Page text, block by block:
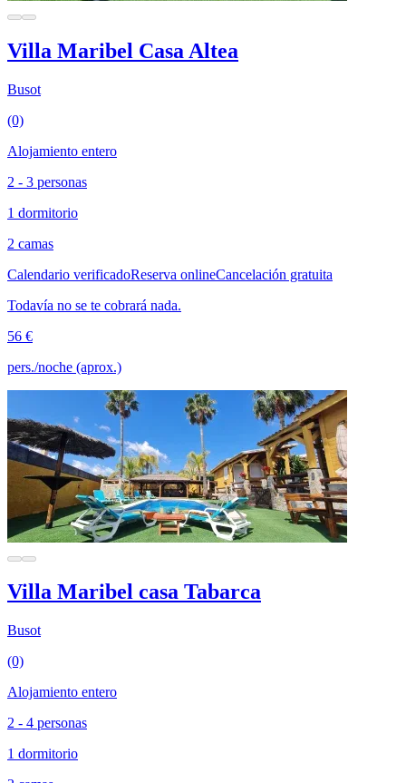
Villa Maribel Casa Altea
Busot
(0)
Alojamiento entero
2 - 3 personas
1 dormitorio
2 camas
Calendario verificadoReserva onlineCancelación gratuita
Todavía no se te cobrará nada.
56 €
pers./noche (aprox.)
Villa Maribel casa Tabarca
Busot
(0)
Alojamiento entero
2 - 4 personas
1 dormitorio